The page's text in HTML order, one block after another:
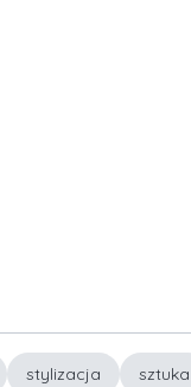
stylizacja
sztuka